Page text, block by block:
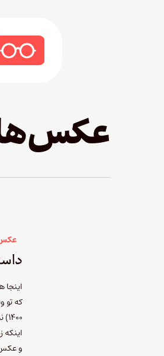
عکس‌ها
اینجا
که تو
و